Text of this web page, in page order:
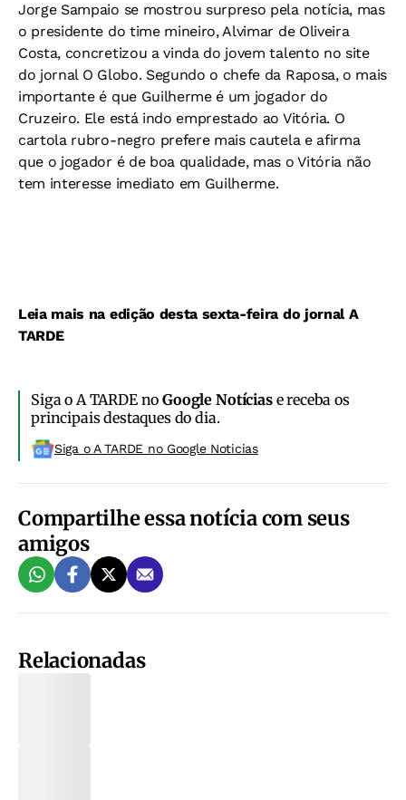
Jorge Sampaio se mostrou surpreso pela notícia, mas
o presidente do time mineiro, Alvimar de Oliveira
Costa, concretizou a vinda do jovem talento no site
do jornal O Globo. Segundo o chefe da Raposa, o mais
importante é que Guilherme é um jogador do
Cruzeiro. Ele está indo emprestado ao Vitória. O
cartola rubro-negro prefere mais cautela e afirma
que o jogador é de boa qualidade, mas o Vitória não
tem interesse imediato em Guilherme.
Leia mais na edição desta sexta-feira do jornal A
TARDE
Siga o A TARDE noGoogle Notíciase receba os
principais destaques do dia.
Siga o A TARDE no Google Noticias
Compartilhe essa notícia com seus
amigos
Relacionadas